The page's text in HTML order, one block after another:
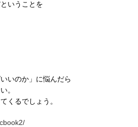
いうことを
いのか」に悩んだら
。
くるでしょう。